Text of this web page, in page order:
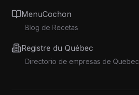
MenuCochon
Blog de Recetas
Registre du Québec
Directorio de empresas de Quebec